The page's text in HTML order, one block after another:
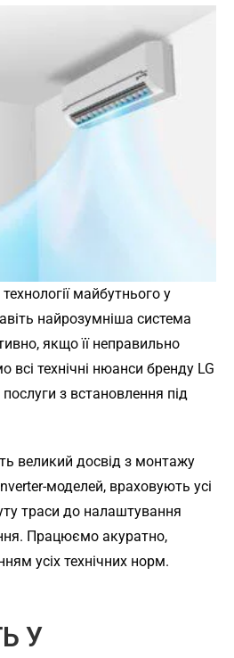
майбутнього у
найрозумніша система
якщо її неправильно
технічні нюанси бренду LG
з встановлення під
великий досвід з монтажу
моделей, враховують усі
траси до налаштування
Працюємо акуратно,
усіх технічних норм.
У